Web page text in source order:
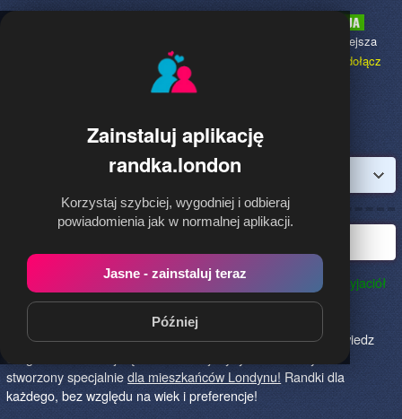
Zainstaluj aplikację
randka.london
Korzystaj szybciej, wygodniej i odbieraj
powiadomienia jak w normalnej aplikacji.
Jasne - zainstaluj teraz
Później
to najpopularniejsza
dołącz
Randka.london to najlepszy sposób na poznanie nowych przyjaciół
w Londynie!Określ czego szukasz i skończ z samotnością!
Znajdziesz tu osoby szukające miłości lub przygody, chętne
na randkę, imprezę i spotkanie na żywo! Dołącz do nas, powiedz
stworzony specjalniedla mieszkańców Londynu! Randki dla
każdego, bez względu na wiek i preferencje!